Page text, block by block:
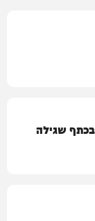
שגילה